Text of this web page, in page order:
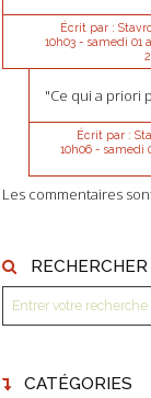
RECHERCHER
CATÉGORIES
Écrit par :
10h03- samedi 01
"Ce qui a priori
Écrit par :
10h06- samedi
Les commentaires